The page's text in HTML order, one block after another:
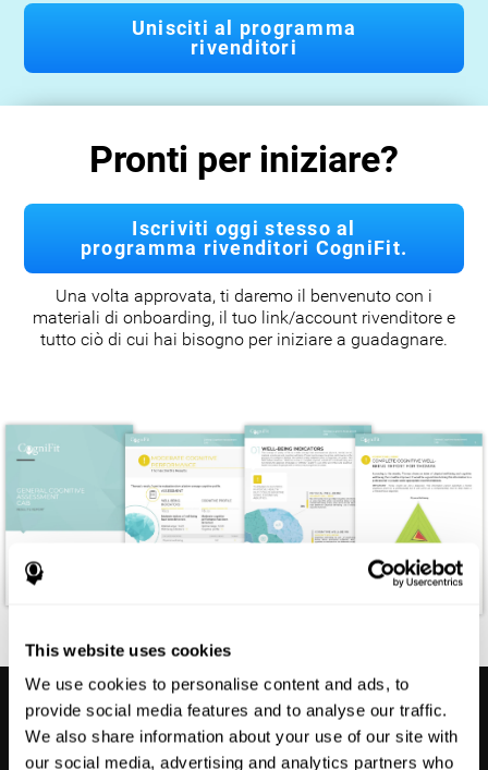
This website uses cookies
We use cookies to personalise content and ads, to
provide social media features and to analyse our traffic.
We also share information about your use of our site with
our social media, advertising and analytics partners who
Unisciti al programma
rivenditori
Pronti per iniziare?
Iscriviti oggi stesso al
programma rivenditori CogniFit.
Una volta approvata, ti daremo il benvenuto con i
materiali di onboarding, il tuo link/account rivenditore e
tutto ciò di cui hai bisogno per iniziare a guadagnare.